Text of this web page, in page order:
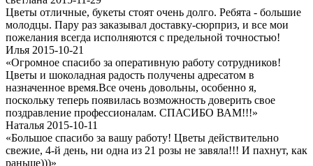
Цветы отличные, букеты стоят очень долго. Ребята - большие
молодцы. Пару раз заказывал доставку-сюрприз, и все мои
пожелания всегда исполняются с предельной точностью!
Илья 2015-10-21
«Огромное спасибо за оперативную работу сотрудников!
Цветы и шоколадная радость получены адресатом в
назначенное время.Все очень довольны, особенно я,
поскольку теперь появилась возможность доверить свое
поздравление профессионалам. СПАСИБО ВАМ!!!»
Наталья 2015-10-11
«Большое спасибо за вашу работу! Цветы действительно
свежие, 4-й день, ни одна из 21 розы не завяла!!! И пахнут, как
раньше)))»